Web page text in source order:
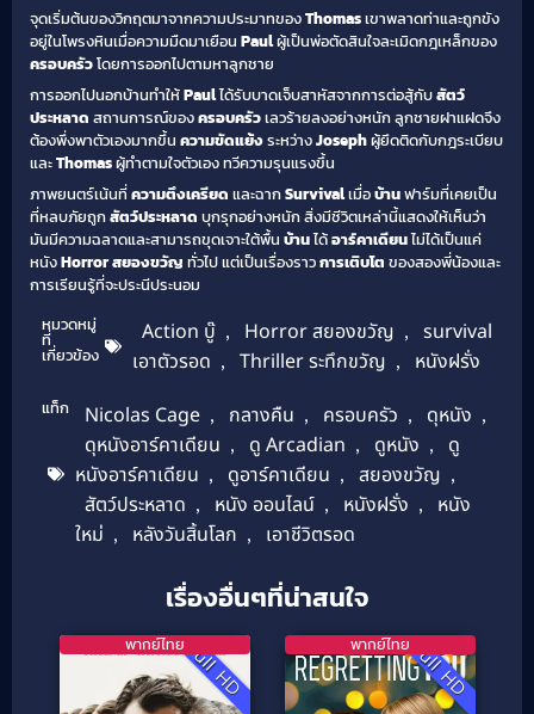
จุดเริ่มต้นของวิกฤตมาจากความประมาทของThomasเขาพลาดท่าและถูกขัง
อยู่ในโพรงหินเมื่อความมืดมาเยือน Paulผู้เป็นพ่อตัดสินใจละเมิดกฎเหล็กของ
ครอบครัวโดยการออกไปตามหาลูกชาย
การออกไปนอกบ้านทำให้Paulได้รับบาดเจ็บสาหัสจากการต่อสู้กับสัตว์
ประหลาด สถานการณ์ของครอบครัวเลวร้ายลงอย่างหนัก ลูกชายฝาแฝดจึง
ต้องพึ่งพาตัวเองมากขึ้น ความขัดแย้งระหว่างJosephผู้ยึดติดกับกฎระเบียบ
และThomasผู้ทำตามใจตัวเอง ทวีความรุนแรงขึ้น
ภาพยนตร์เน้นที่ความตึงเครียด และฉากSurvivalเมื่อบ้านฟาร์มที่เคยเป็น
ที่หลบภัยถูกสัตว์ประหลาด บุกรุกอย่างหนัก สิ่งมีชีวิตเหล่านี้แสดงให้เห็นว่า
มันมีความฉลาดและสามารถขุดเจาะใต้พื้น บ้านได้อาร์คาเดียนไม่ได้เป็นแค่
หนังHorror สยองขวัญ ทั่วไป แต่เป็นเรื่องราวการเติบโต ของสองพี่น้องและ
การเรียนรู้ที่จะประนีประนอม
หมวดหมู่
ที่
เกี่ยวข้อง
Action บู๊ , Horror สยองขวัญ ,
survival
เอาตัวรอด , Thriller ระทึกขวัญ , หนังฝรั่ง
แท็ก Nicolas Cage , กลางคืน , ครอบครัว , ดุหนัง ,
ดุหนังอาร์คาเดียน , ดู Arcadian , ดูหนัง ,
ดู
หนังอาร์คาเดียน , ดูอาร์คาเดียน , สยองขวัญ ,
สัตว์ประหลาด , หนัง ออนไลน์ , หนังฝรั่ง ,
หนัง
ใหม่ , หลังวันสิ้นโลก , เอาชีวิตรอด
เรื่องอื่นๆที่น่าสนใจ
Full HD
พากย์ไทย Full HD
พากย์ไทย